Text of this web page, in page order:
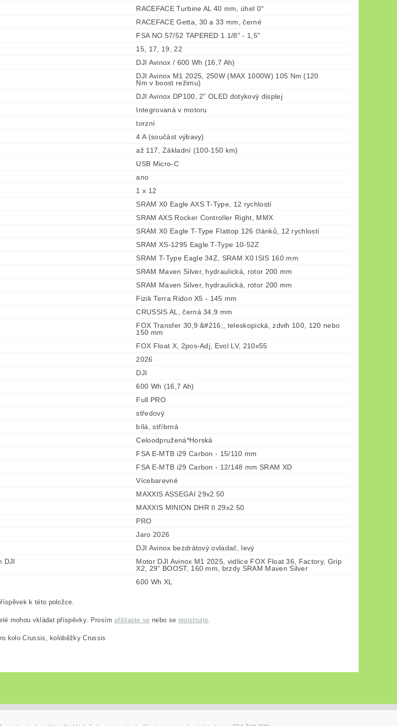
RACEFACE Turbine AL 40 mm, úhel 0°
RACEFACE Getta, 30 a 33 mm, černé
FSA NO.57/52 TAPERED 1 1/8" - 1,5"
15, 17, 19, 22
DJI Avinox / 600 Wh (16,7 Ah)
DJI Avinox M1 2025, 250W (MAX 1000W) 105 Nm (120
Nm v boost režimu)
DJI Avinox DP100, 2" OLED dotykový displej
Integrovaná v motoru
torzní
4 A (součást výbavy)
až 117, Základní (100-150 km)
USB Micro-C
ano
1 x 12
SRAM X0 Eagle AXS T-Type, 12 rychlostí
SRAM AXS Rocker Controller Right, MMX
SRAM X0 Eagle T-Type Flattop 126 článků, 12 rychlostí
SRAM XS-1295 Eagle T-Type 10-52Z
SRAM T-Type Eagle 34Z, SRAM X0 ISIS 160 mm
SRAM Maven Silver, hydraulická, rotor 200 mm
SRAM Maven Silver, hydraulická, rotor 200 mm
Fizik Terra Ridon X5 - 145 mm
CRUSSIS AL, černá 34,9 mm
FOX Transfer 30,9 &#216;, teleskopická, zdvih 100, 120 nebo
150 mm
FOX Float X, 2pos-Adj, Evol LV, 210x55
2026
DJI
600 Wh (16,7 Ah)
Full PRO
středový
bílá, stříbrná
Celoodpružená*Horská
FSA E-MTB i29 Carbon - 15/110 mm
FSA E-MTB i29 Carbon - 12/148 mm SRAM XD
Vícebarevné
MAXXIS ASSEGAI 29x2.50
MAXXIS MINION DHR II 29x2.50
PRO
Jaro 2026
DJI Avinox bezdrátový ovladač, levý
DJI
Motor DJI Avinox M1 2025, vidlice FOX Float 36, Factory, Grip
X2, 29" BOOST, 160 mm, brzdy SRAM Maven Silver
600 Wh XL
k této položce.
mohou vkládat příspěvky. Prosím přihlaste se nebo se registrujte.
kolo Crussis, koloběžky Crussis